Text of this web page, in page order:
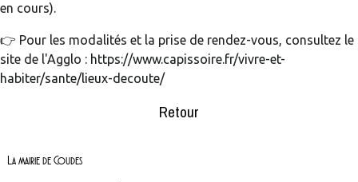
en cours).
👉 Pour les modalités et la prise de rendez-vous, consultez le
site de l'Agglo : https://www.capissoire.fr/vivre-et-
habiter/sante/lieux-decoute/
Retour
La mairie de Coudes